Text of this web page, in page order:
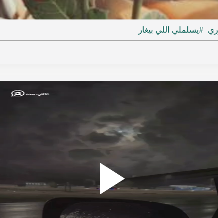
#يسلملي اللي بيغار
Play